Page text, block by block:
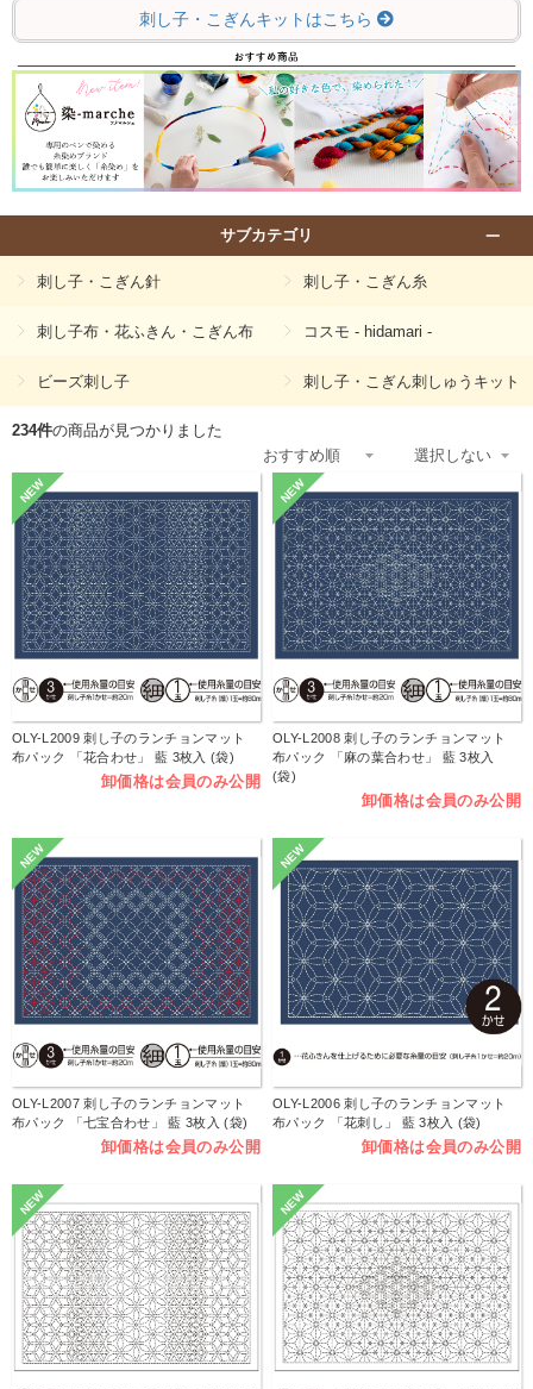
刺し子・こぎんキットはこちら
サブカテゴリ
刺し子・こぎん針 刺し子・こぎん糸
刺し子布・花ふきん・こぎん布 コスモ - hidamari -
ビーズ刺し子 刺し子・こぎん刺しゅうキット
234件の商品が見つかりました
NEW
OLY-L2009 刺し子のランチョンマット
布パック 「花合わせ」 藍 3枚入 (袋)
卸価格は会員のみ公開
NEW
OLY-L2008 刺し子のランチョンマット
布パック 「麻の葉合わせ」 藍 3枚入
(袋)
卸価格は会員のみ公開
NEW
OLY-L2007 刺し子のランチョンマット
布パック 「七宝合わせ」 藍 3枚入 (袋)
卸価格は会員のみ公開
NEW
OLY-L2006 刺し子のランチョンマット
布パック 「花刺し」 藍 3枚入 (袋)
卸価格は会員のみ公開
NEW NEW